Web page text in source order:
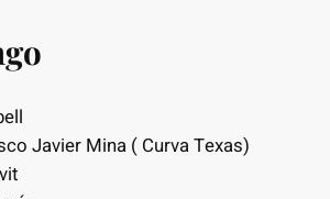
Javier Mina ( Curva Texas)